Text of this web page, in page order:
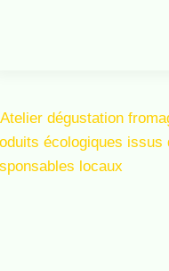
SORTIES